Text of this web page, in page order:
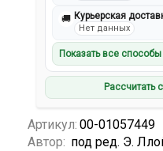
🚚 Курьерская
Нет данных
Показать все способы
Рассчитать
Артикул: 00-01057449
Автор: под ред. Э.